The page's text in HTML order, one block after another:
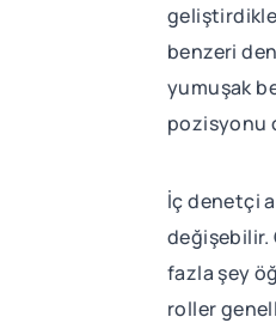
benzeri
yumuşak
pozisyonu
İç denetçi
değişebilir.
fazla şey
roller